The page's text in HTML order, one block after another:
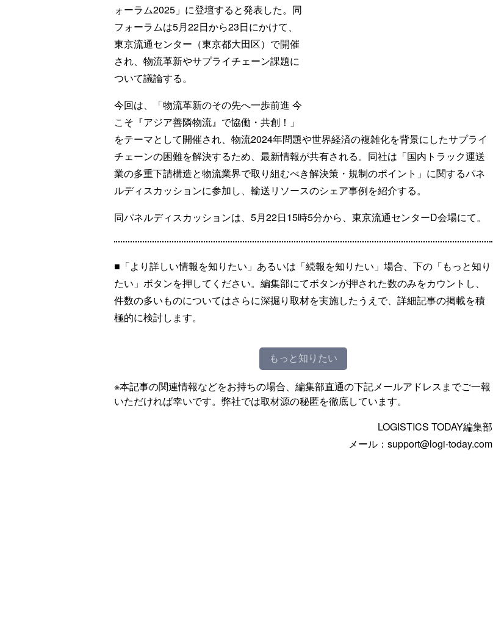
ォーラム2025」に登壇すると発表した。同
フォーラムは5月22日から23日にかけて、
東京流通センター（東京都大田区）で開催
され、物流革新やサプライチェーン課題に
ついて議論する。
今回は、「物流革新のその先へ一歩前進 今
こそ『アジア善隣物流』で協働・共創！」
をテーマとして開催され、物流2024年問題や世界経済の複雑化を背景にしたサプライ
チェーンの困難を解決するため、最新情報が共有される。同社は「国内トラック運送
業の多重下請構造と物流業界で取り組むべき解決策・規制のポイント」に関するパネ
ルディスカッションに参加し、輸送リソースのシェア事例を紹介する。
同パネルディスカッションは、5月22日15時5分から、東京流通センターD会場にて。
■「より詳しい情報を知りたい」あるいは「続報を知りたい」場合、下の「もっと知り
たい」ボタンを押してください。編集部にてボタンが押された数のみをカウントし、
件数の多いものについてはさらに深掘り取材を実施したうえで、詳細記事の掲載を積
極的に検討します。
もっと知りたい
※本記事の関連情報などをお持ちの場合、編集部直通の下記メールアドレスまでご一報
いただければ幸いです。弊社では取材源の秘匿を徹底しています。
LOGISTICS TODAY編集部
メール：support@logi-today.com